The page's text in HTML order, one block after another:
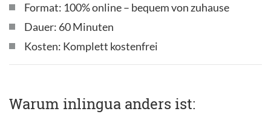
Format: 100% online – bequem von zuhause
Dauer: 60 Minuten
Kosten: Komplett kostenfrei
Warum inlingua anders ist: